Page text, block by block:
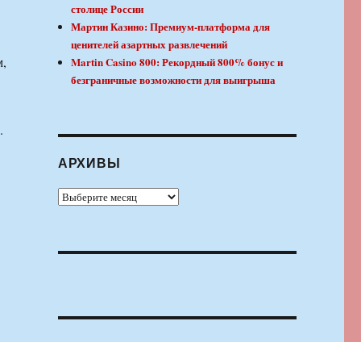
столице России
Мартин Казино: Премиум-платформа для
ценителей азартных развлечений
Martin Casino 800: Рекордный 800% бонус и
безграничные возможности для выигрыша
АРХИВЫ
Архивы